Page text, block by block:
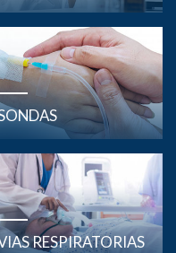
RESPIRATORIAS